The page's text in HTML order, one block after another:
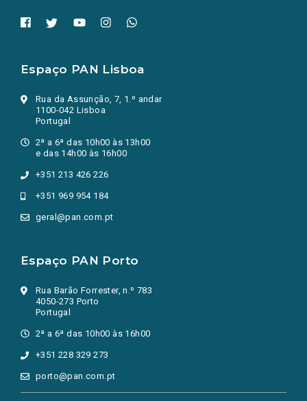
Espaço PAN Lisboa
Rua da Assunção, 7, 1.º andar
1100-042 Lisboa
Portugal
2ª a 6ª das 10h00 às 13h00
e das 14h00 às 16h00
+351 213 426 226
+351 969 954 184
geral@pan.com.pt
Espaço PAN Porto
Rua Barão Forrester, n.º 783
4050-273 Porto
Portugal
2ª a 6ª das 10h00 às 16h00
+351 228 329 273
porto@pan.com.pt